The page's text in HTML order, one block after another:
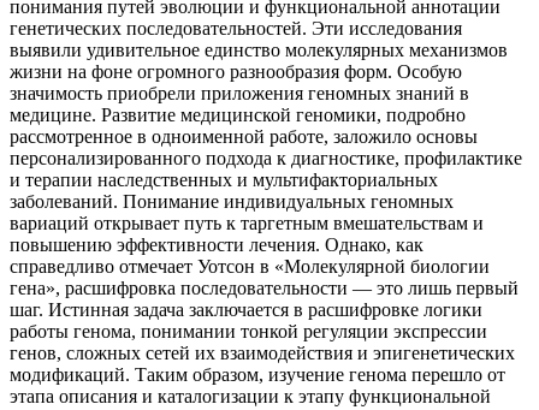
понимания путей эволюции и функциональной аннотации
генетических последовательностей. Эти исследования
выявили удивительное единство молекулярных механизмов
жизни на фоне огромного разнообразия форм. Особую
значимость приобрели приложения геномных знаний в
медицине. Развитие медицинской геномики, подробно
рассмотренное в одноименной работе, заложило основы
персонализированного подхода к диагностике, профилактике
и терапии наследственных и мультифакториальных
заболеваний. Понимание индивидуальных геномных
вариаций открывает путь к таргетным вмешательствам и
повышению эффективности лечения. Однако, как
справедливо отмечает Уотсон в «Молекулярной биологии
гена», расшифровка последовательности — это лишь первый
шаг. Истинная задача заключается в расшифровке логики
работы генома, понимании тонкой регуляции экспрессии
генов, сложных сетей их взаимодействия и эпигенетических
модификаций. Таким образом, изучение генома перешло от
этапа описания и каталогизации к этапу функциональной